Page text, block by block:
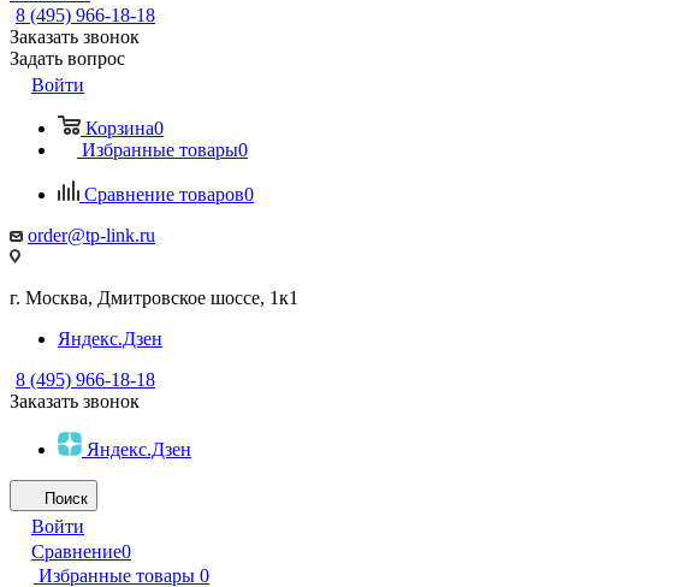
8 (495) 966-18-18
Заказать звонок
Задать вопрос
Войти
Корзина0
Избранные товары0
Сравнение товаров0
order@tp-link.ru
г. Москва, Дмитровское шоссе, 1к1
Яндекс.Дзен
8 (495) 966-18-18
Заказать звонок
Яндекс.Дзен
Поиск
Войти
Сравнение0
Избранные товары 0